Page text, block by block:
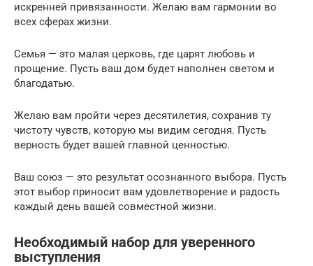
искренней привязанности. Желаю вам гармонии во
всех сферах жизни.
Семья — это малая церковь, где царят любовь и
прощение. Пусть ваш дом будет наполнен светом и
благодатью.
Желаю вам пройти через десятилетия, сохранив ту
чистоту чувств, которую мы видим сегодня. Пусть
верность будет вашей главной ценностью.
Ваш союз — это результат осознанного выбора. Пусть
этот выбор приносит вам удовлетворение и радость
каждый день вашей совместной жизни.
Необходимый набор для уверенного
выступления